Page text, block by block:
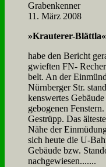
Gra­ben­ken­ner
11. März 2008
»Krau­te­rer-
ha­be den Be­richt
gwief­ten FN-
belt. An der
Nürn­ber­ger Str.
kens­wer­tes
ge­bo­ge­nen
Ge­strüpp. Das
Nä­he der
sich heu­te die
Ge­bäu­de bzw.
nach­ge­wie­sen.......